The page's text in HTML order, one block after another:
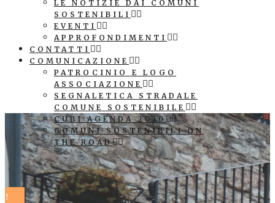
LE NOTIZIE DAI COMUNI
SOSTENIBILI
EVENTI
APPROFONDIMENTI
CONTATTI
COMUNICAZIONE
PATROCINIO E LOGO
ASSOCIAZIONE
SEGNALETICA STRADALE
COMUNE SOSTENIBILE
CUBI AGENDA 2030
COMUNI SOSTENIBILI ON
THE ROAD